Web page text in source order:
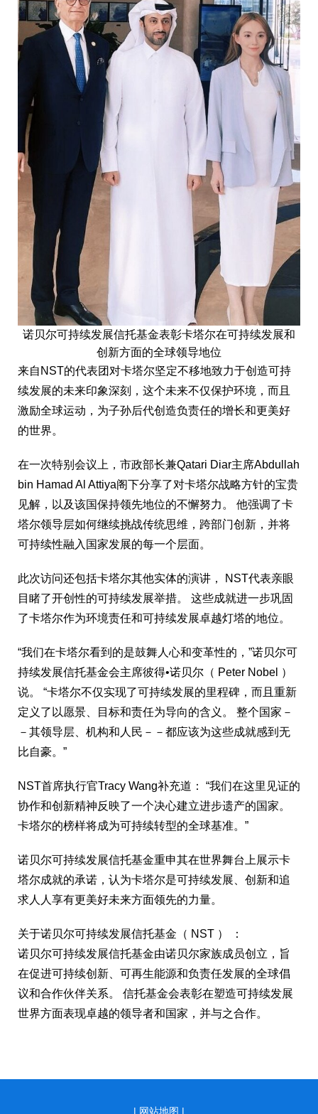
诺贝尔可持续发展信托基金表彰卡塔尔在可持续发展和
创新方面的全球领导地位
来自NST的代表团对卡塔尔坚定不移地致力于创造可持
续发展的未来印象深刻，这个未来不仅保护环境，而且
激励全球运动，为子孙后代创造负责任的增长和更美好
的世界。
在一次特别会议上，市政部长兼Qatari Diar主席Abdullah
bin Hamad Al Attiya阁下分享了对卡塔尔战略方针的宝贵
见解，以及该国保持领先地位的不懈努力。
他强调了卡
塔尔领导层如何继续挑战传统思维，跨部门创新，并将
可持续性融入国家发展的每一个层面。
此次访问还包括卡塔尔其他实体的演讲， NST代表亲眼
目睹了开创性的可持续发展举措。 这些成就进一步巩固
了卡塔尔作为环境责任和可持续发展卓越灯塔的地位。
“我们在卡塔尔看到的是鼓舞人心和变革性的，”诺贝尔可
持续发展信托基金会主席彼得•诺贝尔（ Peter Nobel ）
说。 “卡塔尔不仅实现了可持续发展的里程碑，而且重新
定义了以愿景、目标和责任为导向的含义。 整个国家－
－其领导层、机构和人民－－都应该为这些成就感到无
比自豪。”
NST首席执行官Tracy Wang补充道： “我们在这里见证的
协作和创新精神反映了一个决心建立进步遗产的国家。
卡塔尔的榜样将成为可持续转型的全球基准。”
诺贝尔可持续发展信托基金重申其在世界舞台上展示卡
塔尔成就的承诺，认为卡塔尔是可持续发展、创新和追
求人人享有更美好未来方面领先的力量。
关于诺贝尔可持续发展信托基金（ NST ） ：
诺贝尔可持续发展信托基金由诺贝尔家族成员创立，旨
在促进可持续创新、可再生能源和负责任发展的全球倡
议和合作伙伴关系。 信托基金会表彰在塑造可持续发展
世界方面表现卓越的领导者和国家，并与之合作。
| 网站地图 |